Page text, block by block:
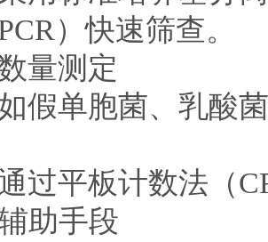
）快速筛查。
量测定
假单胞菌、乳酸
过平板计数法（
助手段